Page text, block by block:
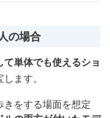
の場合
単体でも使えるショ
ます。
をする場面を想定